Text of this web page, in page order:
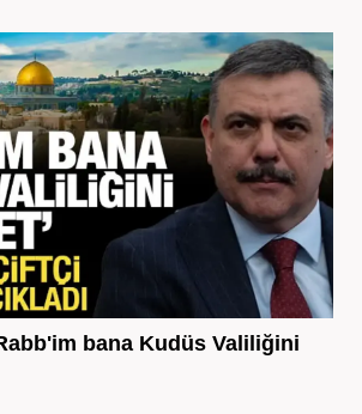
bana Kudüs Valiliğini